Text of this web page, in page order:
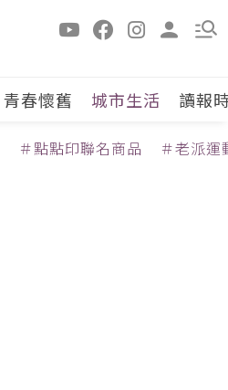
青春懷舊 城市生活 讀報
＃點點印聯名商品 ＃老派運